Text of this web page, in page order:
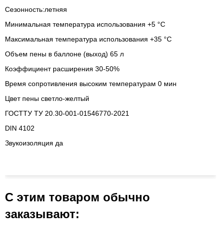
Сезонность:летняя
Минимальная температура использования +5 °С
Максимальная температура использования +35 °С
Объем пены в баллоне (выход) 65 л
Коэффициент расширения 30-50%
Время сопротивления высоким температурам 0 мин
Цвет пены светло-желтый
ГОСТТУ ТУ 20.30-001-01546770-2021
DIN 4102
Звукоизоляция да
С этим товаром обычно
заказывают: